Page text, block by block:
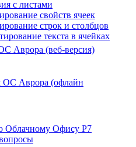
с листами
свойств ячеек
строк и столбцов
текста в ячейках
Аврора (веб-версия)
ОС Аврора (офлайн
Облачному Офису Р7